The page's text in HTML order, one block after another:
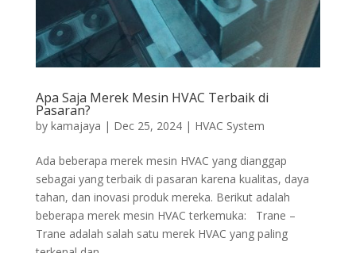
Apa Saja Merek Mesin HVAC Terbaik di
Pasaran?
by kamajaya | Dec 25, 2024| HVAC System
Ada beberapa merek mesin HVAC yang dianggap
sebagai yang terbaik di pasaran karena kualitas, daya
tahan, dan inovasi produk mereka. Berikut adalah
beberapa merek mesin HVAC terkemuka: Trane –
Trane adalah salah satu merek HVAC yang paling